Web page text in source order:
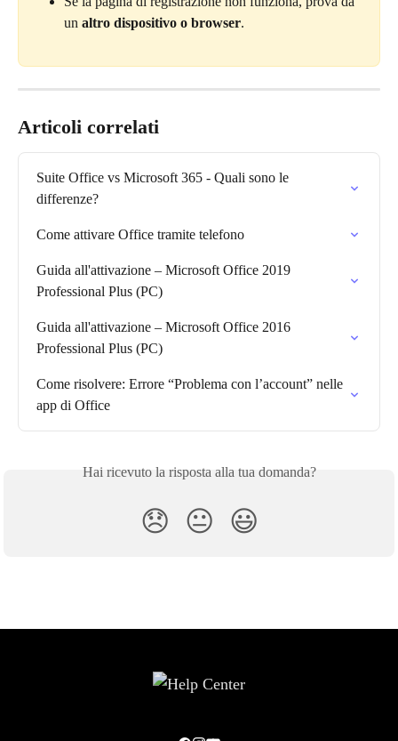
un altro dispositivo o browser.
Articoli correlati
Suite Office vs Microsoft 365 - Quali sono le
differenze?
Come attivare Office tramite telefono
Guida all'attivazione – Microsoft Office 2019
Professional Plus (PC)
Guida all'attivazione – Microsoft Office 2016
Professional Plus (PC)
Come risolvere: Errore “Problema con l’account” nelle
app di Office
Hai ricevuto la risposta alla tua domanda?
😞 😐 😃